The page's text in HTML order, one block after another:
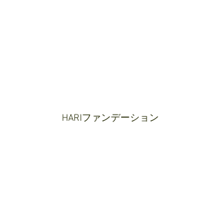
HARIファンデーション